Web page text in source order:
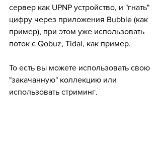
сервер как UPNP устройство, и "гнать"
цифру через приложения Bubble (как
пример), при этом уже использовать
поток с Qobuz, Tidal, как пример.
То есть вы можете использовать свою
"закачанную" коллекцию или
использовать стриминг.